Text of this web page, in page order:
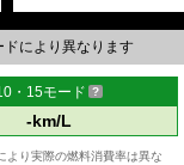
により異なります
・15モード
-km/L
り実際の燃料消費率は異な